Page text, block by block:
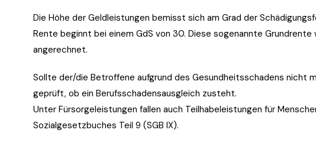
Die Höhe der Geldleistungen bemisst sich am Grad der
Rente beginnt bei einem GdS von 30. Diese sogenannte
angerechnet.
Sollte der/die Betroffene aufgrund des Gesundheitsschadens nicht
geprüft, ob ein Berufsschadensausgleich zusteht.
Unter Fürsorgeleistungen fallen auch Teilhabeleistungen für
Sozialgesetzbuches Teil 9 (SGB IX).